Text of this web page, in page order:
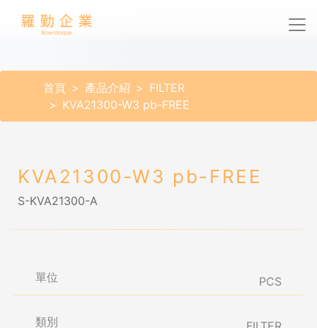
首頁 產品介紹
FILTER
KVA21300-W3 pb-FREE
KVA21300-W3 pb-FREE
S-KVA21300-A
單位 PCS
類別